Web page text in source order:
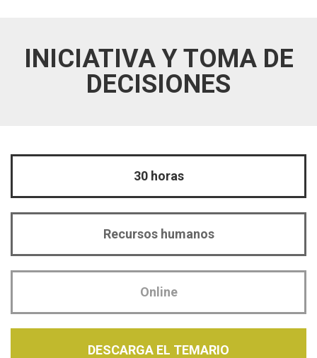
INICIATIVA Y TOMA DE
DECISIONES
30 horas
Recursos humanos
Online
DESCARGA EL TEMARIO